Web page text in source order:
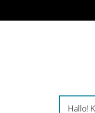
Hallo!